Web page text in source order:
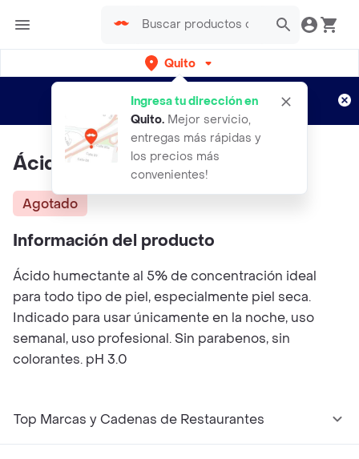
Quito
Ingresa tu dirección en
Quito. Mejor servicio,
entregas más rápidas y
los precios más
convenientes!
envíos gratis por semanas
Aplican TyC
Ácido Láctico 5% 10ml
Agotado
Información del producto
Ácido humectante al 5% de concentración ideal
para todo tipo de piel, especialmente piel seca.
Indicado para usar únicamente en la noche, uso
semanal, uso profesional. Sin parabenos, sin
colorantes. pH 3.0
Top Marcas y Cadenas de Restaurantes